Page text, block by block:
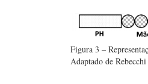
Figura 3 –
Adaptado de